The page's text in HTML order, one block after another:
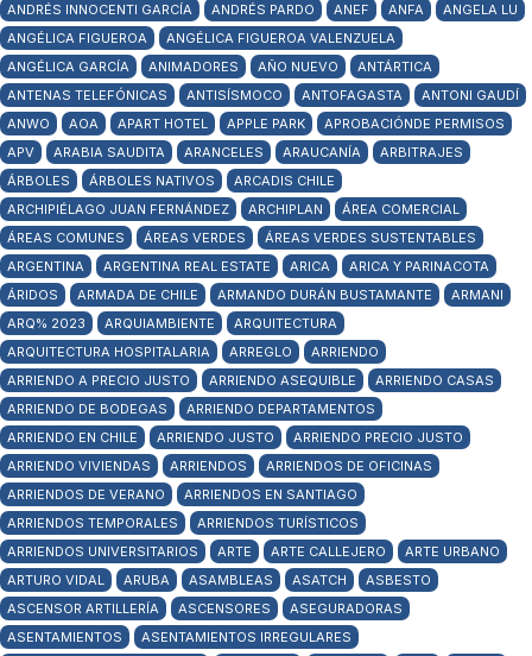
ANDRÉS INNOCENTI GARCÍA
ANDRÉS PARDO ANEF ANFA
ANGELA LU
ANGÉLICA FIGUEROA
ANGÉLICA FIGUEROA VALENZUELA
ANGÉLICA GARCÍA
ANIMADORES AÑO NUEVO
ANTÁRTICA
ANTENAS TELEFÓNICAS
ANTISÍSMOCO ANTOFAGASTA
ANTONI GAUDÍ
ANWO
AOA APART HOTEL APPLE PARK
APROBACIÓNDE PERMISOS
APV
ARABIA SAUDITA ARANCELES ARAUCANÍA
ARBITRAJES
ÁRBOLES
ÁRBOLES NATIVOS
ARCADIS CHILE
ARCHIPIÉLAGO JUAN FERNÁNDEZ
ARCHIPLAN
ÁREA COMERCIAL
ÁREAS COMUNES
ÁREAS VERDES
ÁREAS VERDES SUSTENTABLES
ARGENTINA
ARGENTINA REAL ESTATE ARICA
ARICA Y PARINACOTA
ÁRIDOS
ARMADA DE CHILE ARMANDO DURÁN BUSTAMANTE
ARMANI
ARQ% 2023
ARQUIAMBIENTE
ARQUITECTURA
ARQUITECTURA HOSPITALARIA
ARREGLO
ARRIENDO
ARRIENDO A PRECIO JUSTO
ARRIENDO ASEQUIBLE
ARRIENDO CASAS
ARRIENDO DE BODEGAS
ARRIENDO DEPARTAMENTOS
ARRIENDO EN CHILE
ARRIENDO JUSTO
ARRIENDO PRECIO JUSTO
ARRIENDO VIVIENDAS
ARRIENDOS
ARRIENDOS DE OFICINAS
ARRIENDOS DE VERANO
ARRIENDOS EN SANTIAGO
ARRIENDOS TEMPORALES
ARRIENDOS TURÍSTICOS
ARRIENDOS UNIVERSITARIOS
ARTE ARTE CALLEJERO
ARTE URBANO
ARTURO VIDAL
ARUBA ASAMBLEAS ASATCH
ASBESTO
ASCENSOR ARTILLERÍA
ASCENSORES
ASEGURADORAS
ASENTAMIENTOS
ASENTAMIENTOS IRREGULARES